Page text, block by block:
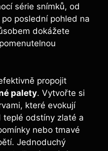
série snímků, od
poslední pohled na
dokážete
propojit
palety. Vytvořte si
které evokují
teplé odstíny zlaté a
nebo tmavé
Jednoduchý